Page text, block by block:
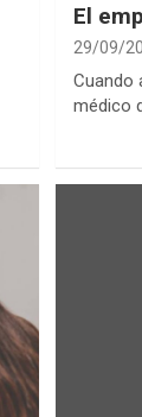
El
29/09/
Cuando
médico